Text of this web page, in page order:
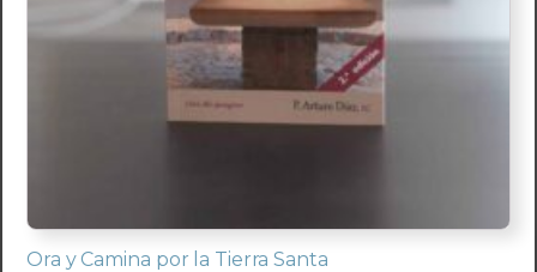
Ora y Camina por la Tierra Santa